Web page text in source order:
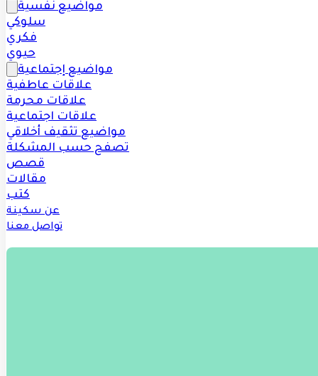
مواضيع نفسية
سلوكي
فكري
حيوي
مواضيع إجتماعية
علاقات عاطفية
علاقات محرمة
علاقات اجتماعية
مواضيع تثقيف أخلاقي
تصفح حسب المشكلة
قصص
مقالات
كتب
عن سكينة
تواصل معنا